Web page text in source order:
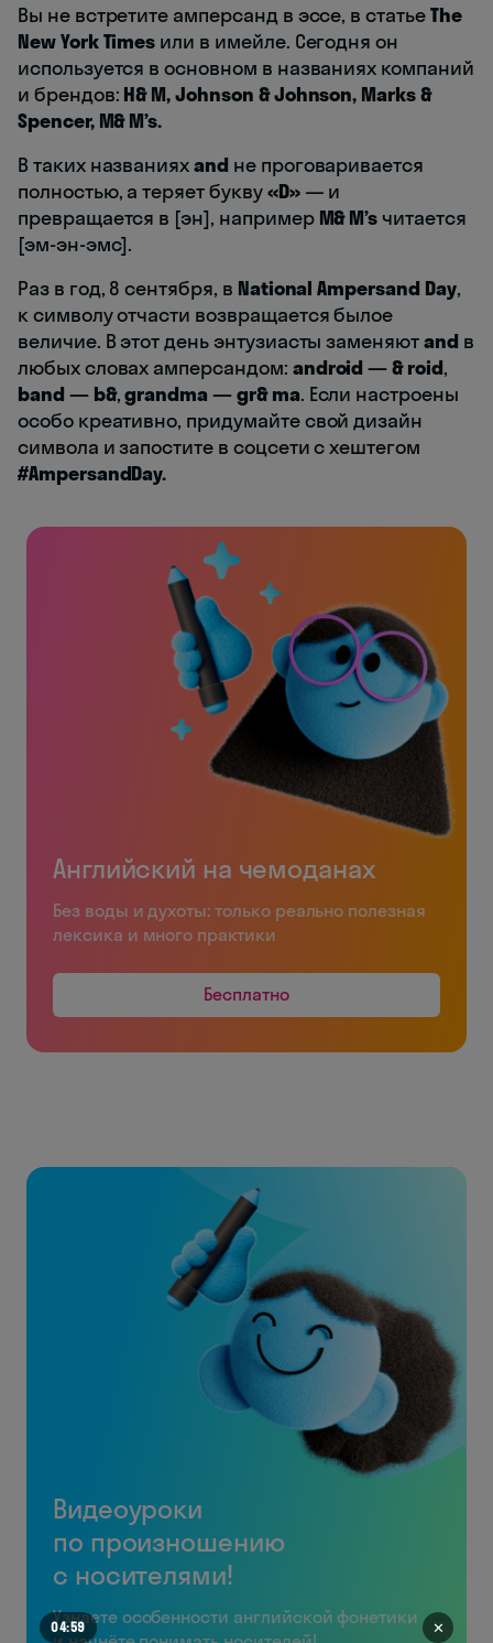
Вы не встретите амперсанд в эссе, в статьеThe
New York Times или в имейле. Сегодня он
используется в основном в названиях компаний
и брендов: H& M, Johnson & Johnson, Marks &
Spencer, M& M’s.
В таких названияхand не проговаривается
полностью, а теряет букву«D»— и
превращается в [эн], например M& M’s читается
[эм-эн-эмс].
Раз в год, 8 сентября, в National Ampersand Day,
к символу отчасти возвращается былое
величие. В этот день энтузиасты заменяютand в
любых словах амперсандом: android — & roid,
band — b&,grandma — gr& ma. Если настроены
особо креативно, придумайте свой дизайн
символа и запостите в соцсети с хештегом
#AmpersandDay.
Английский на чемоданах
Без воды и духоты: только реально полезная
лексика и много практики
Бесплатно
Видеоуроки
по произношению
с носителями!
Узнаете особенности английской фонетики
04:55 ✕